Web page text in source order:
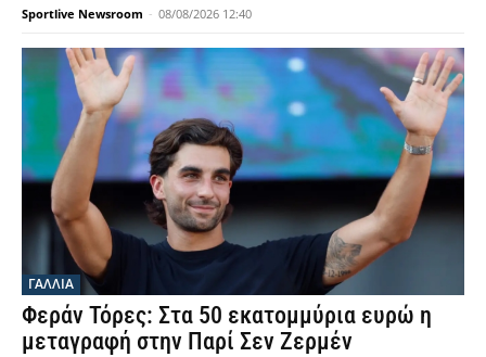
Sportlive Newsroom - 08/08/2026 12:40
ΓΑΛΛΙΑ
Φεράν Τόρες: Στα 50 εκατομμύρια ευρώ η
μεταγραφή στην Παρί Σεν Ζερμέν